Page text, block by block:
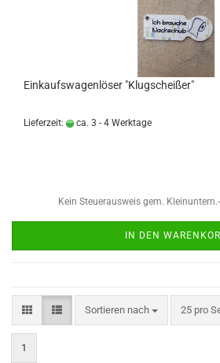
Einkaufswagenlöser "Klugscheißer"
Lieferzeit: ca. 3 - 4 Werktage
Kein Steuerausweis gem.
IN DEN
Sortieren nach
Sortieren nach 25 pro
pro Seite
1